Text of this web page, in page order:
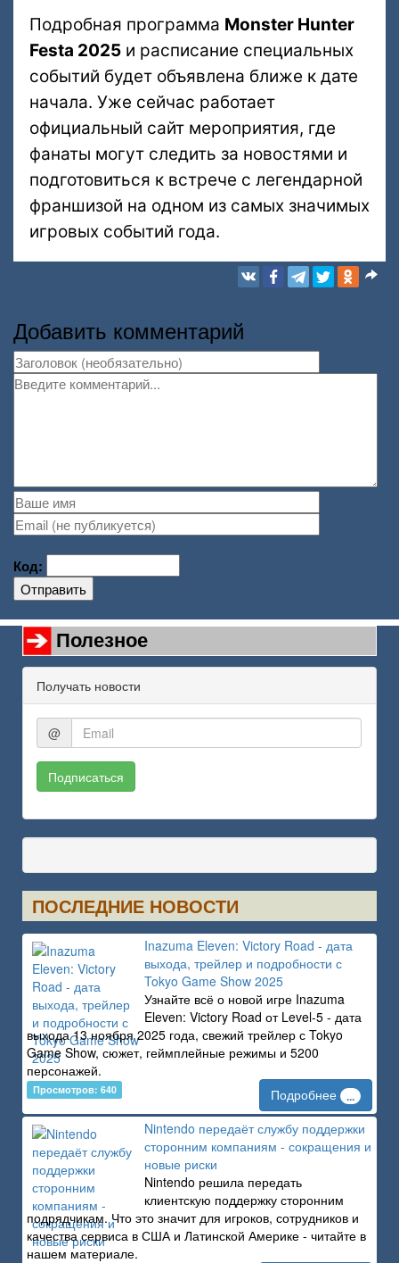
Подробная программа Monster Hunter
Festa 2025 и расписание специальных
событий будет объявлена ближе к дате
начала. Уже сейчас работает
официальный сайт мероприятия, где
фанаты могут следить за новостями и
подготовиться к встрече с легендарной
франшизой на одном из самых значимых
игровых событий года.
Добавить комментарий
Код:
Отправить
Полезное
Получать новости
@
Подписаться
ПОСЛЕДНИЕ НОВОСТИ
Inazuma Eleven: Victory Road - дата
выхода, трейлер и подробности с
Tokyo Game Show 2025
Узнайте всё о новой игре Inazuma
Eleven: Victory Road от Level-5 - дата
выхода 13 ноября 2025 года, свежий трейлер с Tokyo
Game Show, сюжет, геймплейные режимы и 5200
персонажей.
Просмотров: 640 Подробнее ...
Nintendo передаёт службу поддержки
сторонним компаниям - сокращения и
новые риски
Nintendo решила передать
клиентскую поддержку сторонним
подрядчикам. Что это значит для игроков, сотрудников и
качества сервиса в США и Латинской Америке - читайте в
нашем материале.